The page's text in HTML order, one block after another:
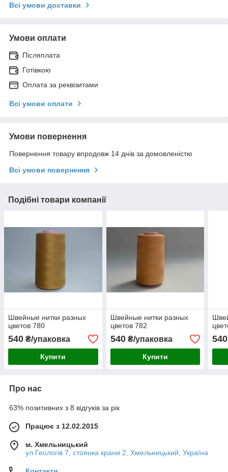
Всі умови доставки
Умови оплати
Післяплата
Готівкою
Оплата за реквізитами
Всі умови оплати
Умови повернення
Повернення товару впродовж 14 днів за домовленістю
Всі умови повернення
Подібні товари компанії
Швейные нитки разных
цветов 780
540 ₴/упаковка
Купити
Швейные нитки разных
цветов 782
540₴/упаковка
Купити
540
Про нас
63% позитивних з 8 відгуків за рік
Працює з 12.02.2015
м. Хмельницький
ул.Геологів 7, стоянка крани 2, Хмельницький, Україна